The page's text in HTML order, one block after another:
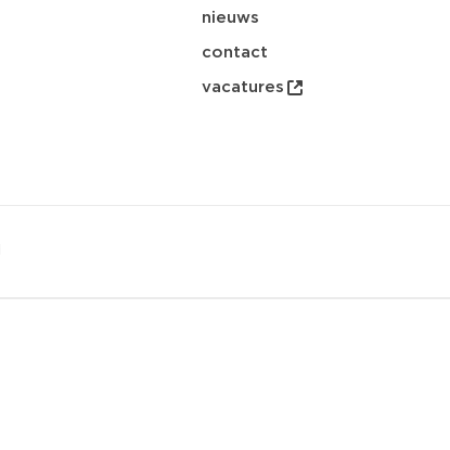
nieuws
contact
vacatures